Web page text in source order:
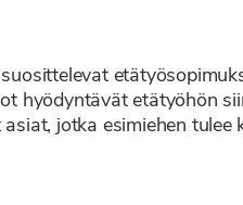
hyödyntävät etätyöhön
jotka esimiehen